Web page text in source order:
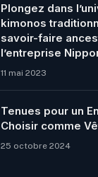
Plongez dans
kimonos
savoir-faire
l’entreprise
11 mai 2023
Tenues pour un
Choisir comme
25 octobre 2024